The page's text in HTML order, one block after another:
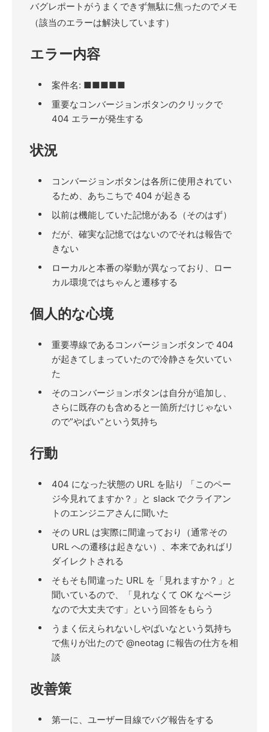
バグレポートがうまくできず無駄に焦ったのでメモ
（該当のエラーは解決しています）
エラー内容
案件名: ■■■■■
重要なコンバージョンボタンのクリックで
404 エラーが発生する
状況
コンバージョンボタンは各所に使用されてい
るため、あちこちで 404 が起きる
以前は機能していた記憶がある（そのはず）
だが、確実な記憶ではないのでそれは報告で
きない
ローカルと本番の挙動が異なっており、ロー
カル環境ではちゃんと遷移する
個人的な心境
重要導線であるコンバージョンボタンで 404
が起きてしまっていたので冷静さを欠いてい
た
そのコンバージョンボタンは自分が追加し、
さらに既存のも含めると一箇所だけじゃない
ので”やばい”という気持ち
行動
404 になった状態の URL を貼り 「このペー
ジ今見れてますか？」と slack でクライアン
トのエンジニアさんに聞いた
その URL は実際に間違っており（通常その
URL への遷移は起きない）、本来であればリ
ダイレクトされる
そもそも間違った URL を「見れますか？」と
聞いているので、「見れなくて OK なページ
なので大丈夫です」という回答をもらう
うまく伝えられないしやばいなという気持ち
で焦りが出たので @neotag に報告の仕方を相
談
改善策
第一に、ユーザー目線でバグ報告をする